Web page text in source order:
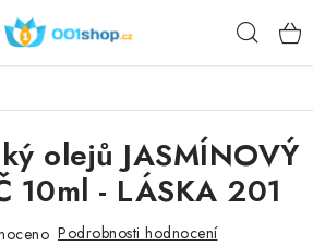
olejů JASMÍNOVÝ
10ml - LÁSKA 201
Podrobnosti hodnocení